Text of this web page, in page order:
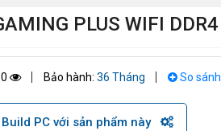
PLUS WIFI DDR4
Bảo hành: 36 Tháng So sánh
Build PC với sản phẩm này